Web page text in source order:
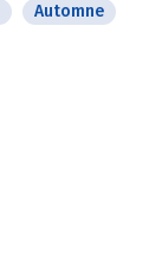
Automne